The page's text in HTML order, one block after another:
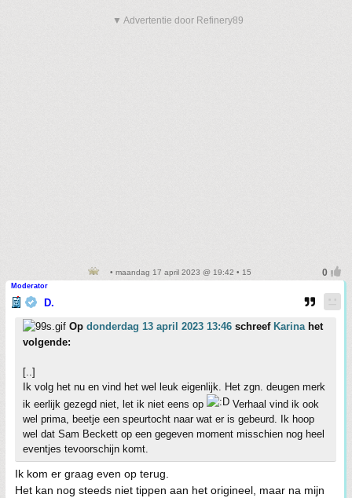
▼ Advertentie door Refinery89
• maandag 17 april 2023 @ 19:42 • 15
Moderator
D.
Op donderdag 13 april 2023 13:46 schreef Karina het
volgende:
[..]
Ik volg het nu en vind het wel leuk eigenlijk. Het zgn. deugen merk
ik eerlijk gezegd niet, let ik niet eens op
Verhaal vind ik ook
wel prima, beetje een speurtocht naar wat er is gebeurd. Ik hoop
wel dat Sam Beckett op een gegeven moment misschien nog heel
eventjes tevoorschijn komt.
Ik kom er graag even op terug.
Het kan nog steeds niet tippen aan het origineel, maar na mijn